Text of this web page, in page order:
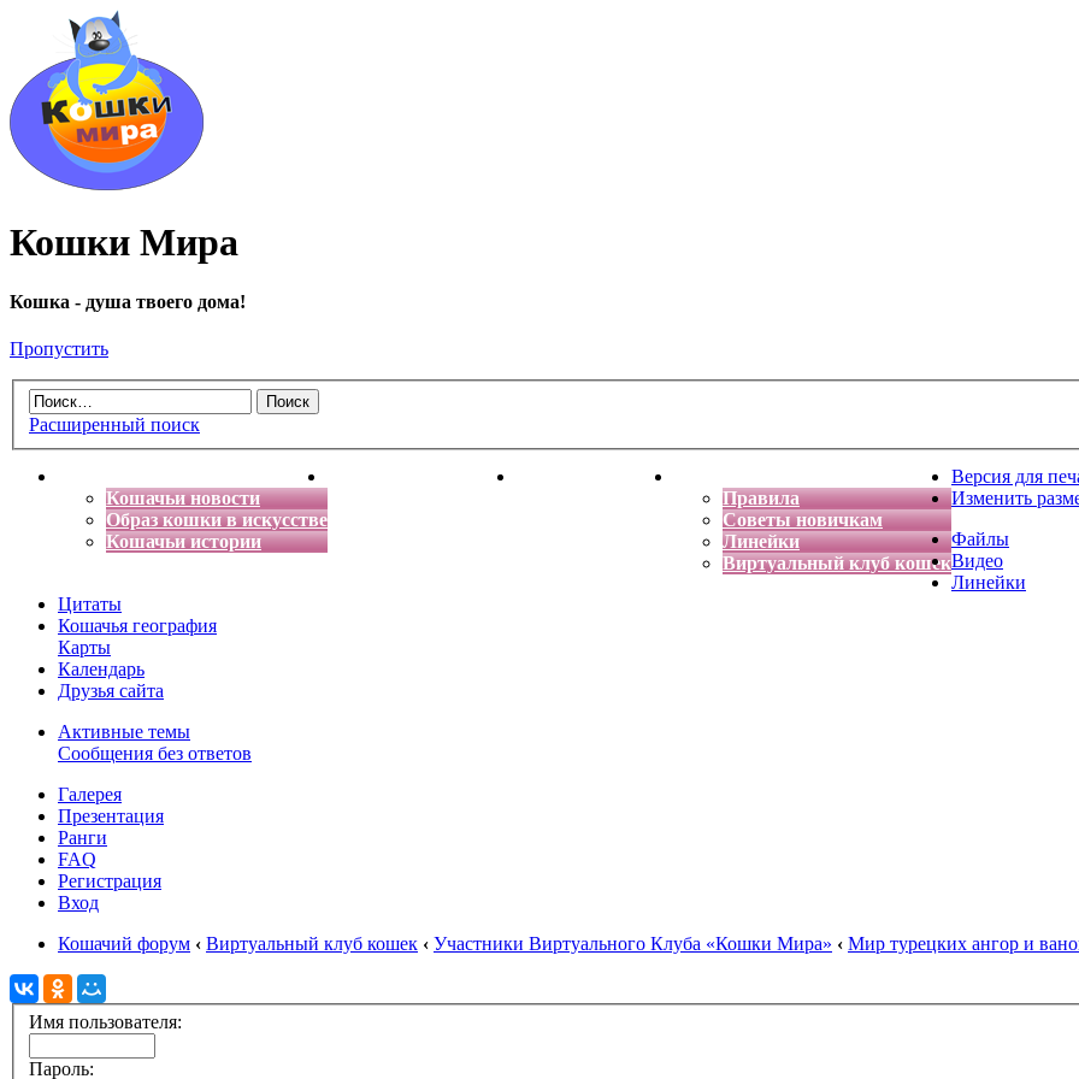
Кошки Мира
Кошка - душа твоего дома!
Пропустить
Расширенный поиск
Кошачьи новости
Образ кошки в искусстве
Кошачьи истории
Энциклопедия кошек Детская фантазия
Правила
Советы новичкам
Линейки
Виртуальный клуб кошек
Версия для
Изменить
Файлы
Видео
Линейки
Цитаты
Кошачья география
Карты
Календарь
Друзья сайта
Активные темы
Сообщения без ответов
Галерея
Презентация
Ранги
FAQ
Регистрация
Вход
Кошачий форум ‹ Виртуальный клуб кошек ‹ Участники Виртуального Клуба «Кошки Мира» ‹ Мир турецких ангор и
Имя пользователя:
Пароль: